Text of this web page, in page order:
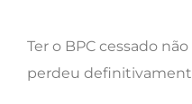
Ter o BPC cessado
perdeu